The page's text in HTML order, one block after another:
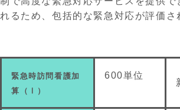
れるため、包括的な緊急対応が評価さ
緊急時訪問看護加
算（Ⅰ）
600単位